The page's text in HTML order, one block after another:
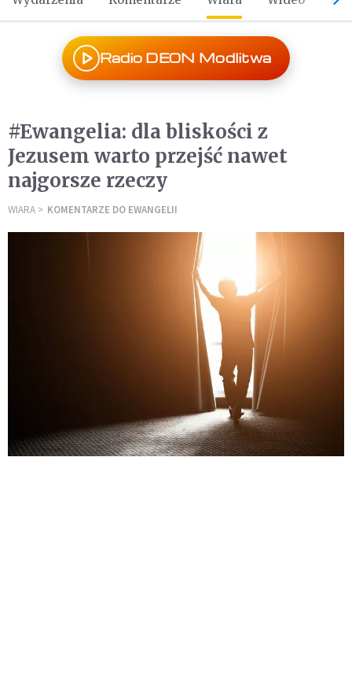
Radio DEON Modlitwa
#Ewangelia: dla bliskości z
Jezusem warto przejść nawet
najgorsze rzeczy
WIARA KOMENTARZE DO EWANGELII